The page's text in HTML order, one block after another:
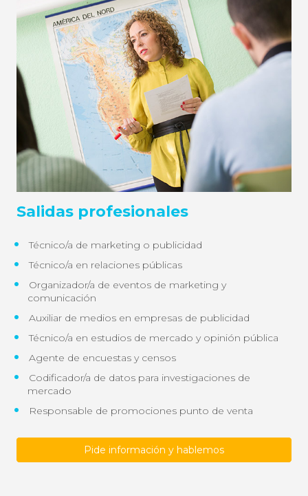
Salidas profesionales
Técnico/a de marketing o publicidad
Técnico/a en relaciones públicas
Organizador/a de eventos de marketing y
comunicación
Auxiliar de medios en empresas de publicidad
Técnico/a en estudios de mercado y opinión pública
Agente de encuestas y censos
Codificador/a de datos para investigaciones de
mercado
Responsable de promociones punto de venta
Pide información y hablemos